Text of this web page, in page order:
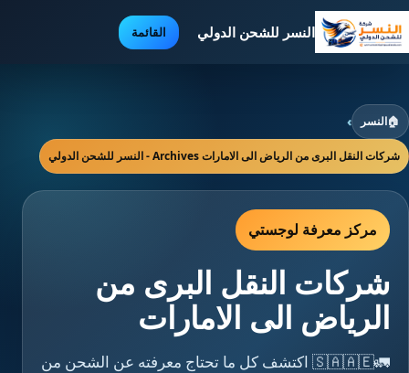
النسر للشحن الدولي القائمة
🏠النسر ›
شركات النقل البرى من الرياض الى الامارات Archives - النسر للشحن الدولي
مركز معرفة لوجستي
شركات النقل البرى من
الرياض الى الامارات
🚛🇸🇦🇦🇪 اكتشف كل ما تحتاج معرفته عن الشحن من